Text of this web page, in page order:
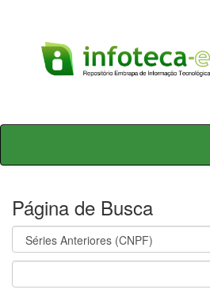
Skip
Página de Busca